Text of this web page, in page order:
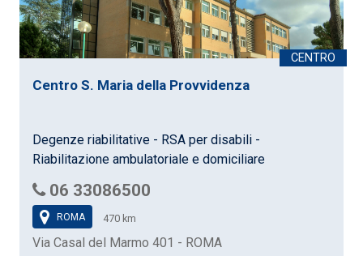
Centro S. Maria della Provvidenza
Degenze riabilitative - RSA per disabili -
Riabilitazione ambulatoriale e domiciliare
06 33086500
ROMA 470 km
Via Casal del Marmo 401 - ROMA